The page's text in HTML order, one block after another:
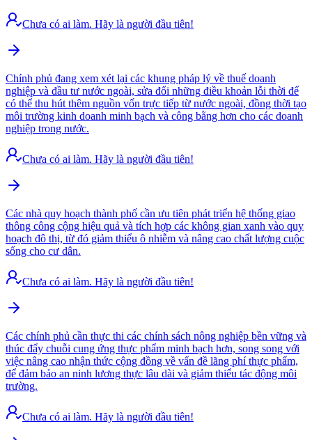
Chưa có ai làm. Hãy là người đầu tiên!
Chính phủ đang xem xét lại các khung pháp lý về thuế doanh
nghiệp và đầu tư nước ngoài, sửa đổi những điều khoản lỗi thời để
có thể thu hút thêm nguồn vốn trực tiếp từ nước ngoài, đồng thời tạo
môi trường kinh doanh minh bạch và công bằng hơn cho các doanh
nghiệp trong nước.
Chưa có ai làm. Hãy là người đầu tiên!
Các nhà quy hoạch thành phố cần ưu tiên phát triển hệ thống giao
thông công cộng hiệu quả và tích hợp các không gian xanh vào quy
hoạch đô thị, từ đó giảm thiểu ô nhiễm và nâng cao chất lượng cuộc
sống cho cư dân.
Chưa có ai làm. Hãy là người đầu tiên!
Các chính phủ cần thực thi các chính sách nông nghiệp bền vững và
thúc đẩy chuỗi cung ứng thực phẩm minh bạch hơn, song song với
việc nâng cao nhận thức cộng đồng về vấn đề lãng phí thực phẩm,
để đảm bảo an ninh lương thực lâu dài và giảm thiểu tác động môi
trường.
Chưa có ai làm. Hãy là người đầu tiên!